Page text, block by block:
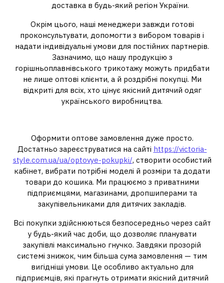
доставка в будь-який регіон України.
Окрім цього, наші менеджери завжди готові
проконсультувати, допомогти з вибором товарів і
надати індивідуальні умови для постійних партнерів.
Зазначимо, що нашу продукцію з
горішньоплавнівського трикотажу можуть придбати
не лише оптові клієнти, а й роздрібні покупці. Ми
відкриті для всіх, хто цінує якісний дитячий одяг
українського виробництва.
Оформити оптове замовлення дуже просто.
Достатньо зареєструватися на сайті https://victoria-
style.com.ua/ua/optovye-pokupki/, створити особистий
кабінет, вибрати потрібні моделі й розміри та додати
товари до кошика. Ми працюємо з приватними
підприємцями, магазинами, дропшиперами та
закупівельниками для дитячих закладів.
Всі покупки здійснюються безпосередньо через сайт
у будь-який час доби, що дозволяє планувати
закупівлі максимально гнучко. Завдяки прозорій
системі знижок, чим більша сума замовлення — тим
вигідніші умови. Це особливо актуально для
підприємців, які прагнуть отримати якісний дитячий